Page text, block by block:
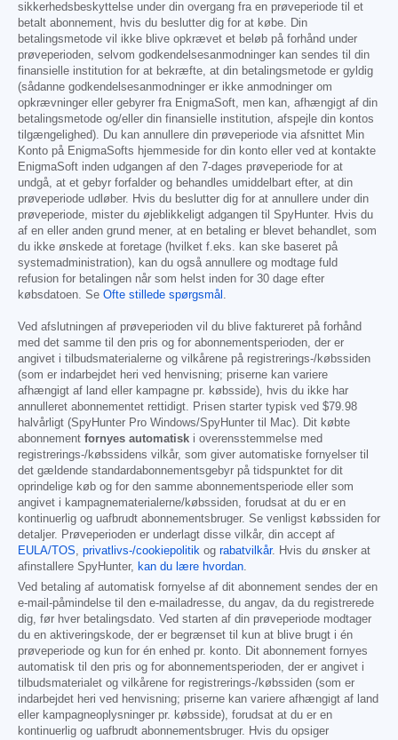
sikkerhedsbeskyttelse under din overgang fra en prøveperiode til et
betalt abonnement, hvis du beslutter dig for at købe. Din
betalingsmetode vil ikke blive opkrævet et beløb på forhånd under
prøveperioden, selvom godkendelsesanmodninger kan sendes til din
finansielle institution for at bekræfte, at din betalingsmetode er gyldig
(sådanne godkendelsesanmodninger er ikke anmodninger om
opkrævninger eller gebyrer fra EnigmaSoft, men kan, afhængigt af din
betalingsmetode og/eller din finansielle institution, afspejle din kontos
tilgængelighed). Du kan annullere din prøveperiode via afsnittet Min
Konto på EnigmaSofts hjemmeside for din konto eller ved at kontakte
EnigmaSoft inden udgangen af den 7-dages prøveperiode for at
undgå, at et gebyr forfalder og behandles umiddelbart efter, at din
prøveperiode udløber. Hvis du beslutter dig for at annullere under din
prøveperiode, mister du øjeblikkeligt adgangen til SpyHunter. Hvis du
af en eller anden grund mener, at en betaling er blevet behandlet, som
du ikke ønskede at foretage (hvilket f.eks. kan ske baseret på
systemadministration), kan du også annullere og modtage fuld
refusion for betalingen når som helst inden for 30 dage efter
købsdatoen. Se Ofte stillede spørgsmål .
Ved afslutningen af prøveperioden vil du blive faktureret på forhånd
med det samme til den pris og for abonnementsperioden, der er
angivet i tilbudsmaterialerne og vilkårene på registrerings-/købssiden
(som er indarbejdet heri ved henvisning; priserne kan variere
afhængigt af land eller kampagne pr. købsside), hvis du ikke har
annulleret abonnementet rettidigt. Prisen starter typisk ved $79.98
halvårligt (SpyHunter Pro Windows/SpyHunter til Mac). Dit købte
abonnement fornyes automatisk i overensstemmelse med
registrerings-/købssidens vilkår, som giver automatiske fornyelser til
det gældende standardabonnementsgebyr på tidspunktet for dit
oprindelige køb og for den samme abonnementsperiode eller som
angivet i kampagnematerialerne/købssiden, forudsat at du er en
kontinuerlig og uafbrudt abonnementsbruger. Se venligst købssiden for
detaljer. Prøveperioden er underlagt disse vilkår, din accept af
EULA/TOS, privatlivs-/cookiepolitik og rabatvilkår. Hvis du ønsker at
afinstallere SpyHunter, kan du lære hvordan.
Ved betaling af automatisk fornyelse af dit abonnement sendes der en
e-mail-påmindelse til den e-mailadresse, du angav, da du registrerede
dig, før hver betalingsdato. Ved starten af din prøveperiode modtager
du en aktiveringskode, der er begrænset til kun at blive brugt i én
prøveperiode og kun for én enhed pr. konto. Dit abonnement fornyes
automatisk til den pris og for abonnementsperioden, der er angivet i
tilbudsmaterialet og vilkårene for registrerings-/købssiden (som er
indarbejdet heri ved henvisning; priserne kan variere afhængigt af land
eller kampagneoplysninger pr. købsside), forudsat at du er en
kontinuerlig og uafbrudt abonnementsbruger. Hvis du opsiger